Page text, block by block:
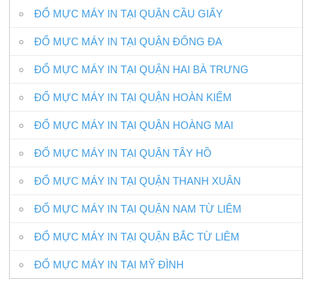
ĐỔ MỰC MÁY IN TẠI QUẬN CẦU GIẤY
ĐỔ MỰC MÁY IN TẠI QUẬN ĐỐNG ĐA
ĐỔ MỰC MÁY IN TẠI QUẬN HAI BÀ TRƯNG
ĐỔ MỰC MÁY IN TẠI QUẬN HOÀN KIẾM
ĐỔ MỰC MÁY IN TẠI QUẬN HOÀNG MAI
ĐỔ MỰC MÁY IN TẠI QUẬN TÂY HỒ
ĐỔ MỰC MÁY IN TẠI QUẬN THANH XUÂN
ĐỔ MỰC MÁY IN TẠI QUẬN NAM TỪ LIÊM
ĐỔ MỰC MÁY IN TẠI QUẬN BẮC TỪ LIÊM
ĐỔ MỰC MÁY IN TẠI MỸ ĐÌNH